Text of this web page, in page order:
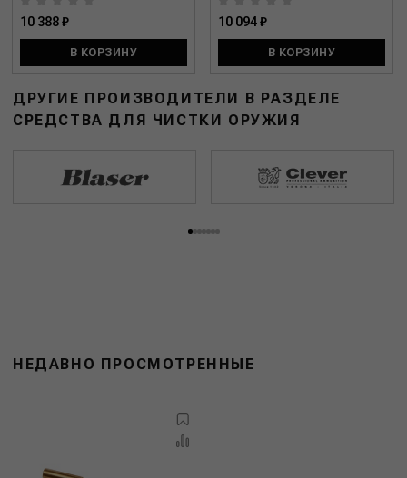
10 388 ₽
В КОРЗИНУ
10 094 ₽
В КОРЗИНУ
ДРУГИЕ ПРОИЗВОДИТЕЛИ В РАЗДЕЛЕ
СРЕДСТВА ДЛЯ ЧИСТКИ ОРУЖИЯ
НЕДАВНО ПРОСМОТРЕННЫЕ